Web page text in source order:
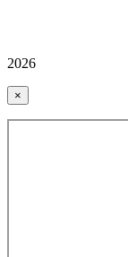
2026
×